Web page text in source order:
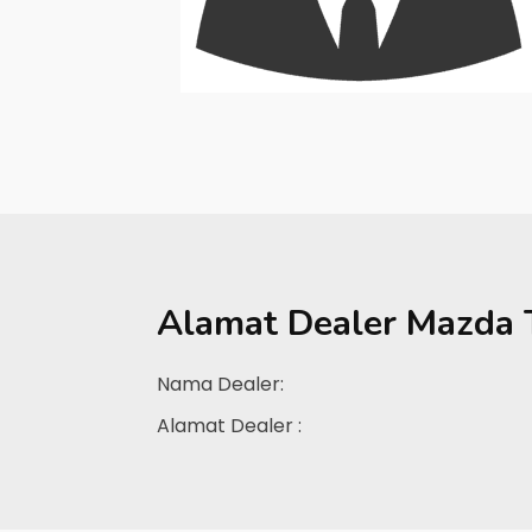
Alamat Dealer Mazda
Nama Dealer:
Alamat Dealer :